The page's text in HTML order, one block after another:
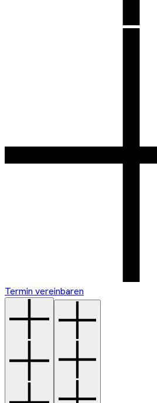
Termin vereinbaren